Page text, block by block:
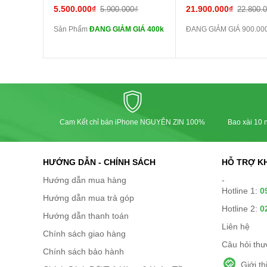
tai nghe iPhone
Pin dự phòng
và các Phụ Kiện Khác
5.500.000₫ 5.900.000₫
Sản Phẩm ĐANG GIẢM GIÁ 400k
21.900.000₫
ĐANG GIẢM GIÁ
Cam Kết chỉ bán iPhone NGUYÊN ZIN 100%
Bao xài 10
HƯỚNG DẪN - CHÍNH SÁCH
Hướng dẫn mua hàng
Hướng dẫn mua trả góp
Hướng dẫn thanh toán
Chính sách giao hàng
Chính sách bảo hành
HỖ TRỢ
-
Hotline 1:
Hotline 2:
Liên hệ
Câu hỏi
Giới